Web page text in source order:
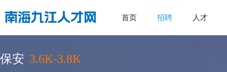
首页 招聘 人才
保安 3.6K-3.8K